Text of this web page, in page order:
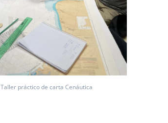
Taller práctico de carta Cenáutica